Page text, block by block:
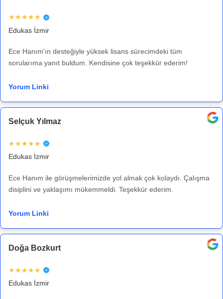
★★★★★
Edukas İzmir
Ece Hanım'ın desteğiyle yüksek lisans sürecimdeki tüm
sorularıma yanıt buldum. Kendisine çok teşekkür ederim!
Yorum Linki
Selçuk Yılmaz
★★★★★
Edukas İzmir
Ece Hanım ile görüşmelerimizde yol almak çok kolaydı. Çalışma
disiplini ve yaklaşımı mükemmeldi. Teşekkür ederim.
Yorum Linki
Doğa Bozkurt
★★★★★
Edukas İzmir